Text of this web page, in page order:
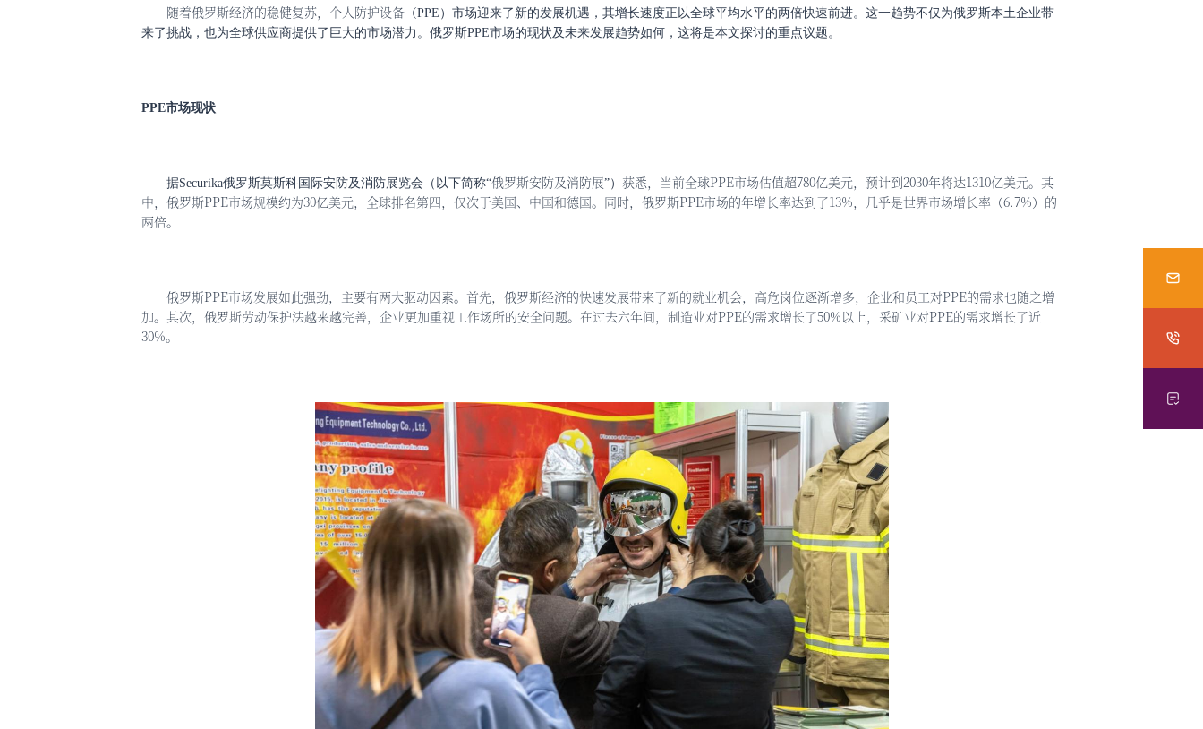
随着俄罗斯经济的稳健复苏，个人防护设备（PPE）市场迎来了新的发展机遇，其增长速度正以全球平均水平的两倍快速前进。这一趋势不仅为俄罗斯本土企业带
来了挑战，也为全球供应商提供了巨大的市场潜力。俄罗斯PPE市场的现状及未来发展趋势如何，这将是本文探讨的重点议题。
PPE市场现状
据Securika俄罗斯莫斯科国际安防及消防展览会（以下简称“俄罗斯安防及消防展”） 获悉，当前全球PPE市场估值超780亿美元，预计到2030年将达1310亿美元。其
中，俄罗斯PPE市场规模约为30亿美元，全球排名第四，仅次于美国、中国和德国。同时，俄罗斯PPE市场的年增长率达到了13%，几乎是世界市场增长率（6.7%）的
两倍。
俄罗斯PPE市场发展如此强劲，主要有两大驱动因素。首先，俄罗斯经济的快速发展带来了新的就业机会，高危岗位逐渐增多，企业和员工对PPE的需求也随之增
加。其次，俄罗斯劳动保护法越来越完善，企业更加重视工作场所的安全问题。在过去六年间，制造业对PPE的需求增长了50%以上，采矿业对PPE的需求增长了近
30%。